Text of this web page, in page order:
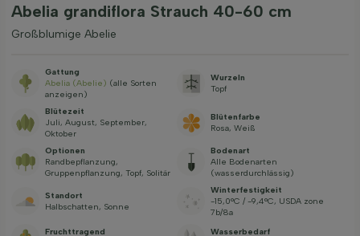
Abelia grandiflora Strauch 40-60 cm
Großblumige Abelie
Gattung
Abelia (Abelie) (alle Sorten
anzeigen)
Wurzeln
Topf
Blütezeit
Juli, August, September,
Oktober
Blütenfarbe
Rosa, Weiß
Optionen
Randbepflanzung,
Gruppenpflanzung, Topf, Solitär
Bodenart
Alle Bodenarten
(wasserdurchlässig)
Standort
Halbschatten, Sonne
Winterfestigkeit
-15,0°C / -9,4°C, USDA zone
7b/8a
Fruchttragend
Wasserbedarf